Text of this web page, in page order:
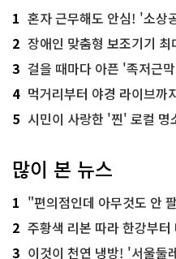
1 혼자 근무해도 안심! '소상
2 장애인 맞춤형 보조기기 최대
3 걸을 때마다 아픈 '족저근막염
4 먹거리부터 야경 라이브
5 시민이 사랑한 '찐' 로컬 명
많이 본 뉴스
1 "편의점인데 아무것도 안 팔아요"
2 주황색 리본 따라 한강부터 메타
3 이것이 천연 냉방! '서울둘